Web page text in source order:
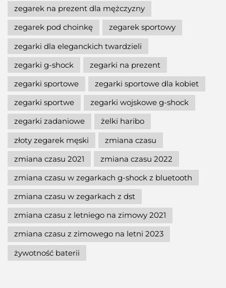
zegarek na prezent dla mężczyzny
zegarek pod choinkę
zegarek sportowy
zegarki dla eleganckich twardzieli
zegarki g-shock
zegarki na prezent
zegarki sportowe
zegarki sportowe dla kobiet
zegarki sportwe
zegarki wojskowe g-shock
zegarki zadaniowe
żelki haribo
złoty zegarek męski
zmiana czasu
zmiana czasu 2021
zmiana czasu 2022
zmiana czasu w zegarkach g-shock z bluetooth
zmiana czasu w zegarkach z dst
zmiana czasu z letniego na zimowy 2021
zmiana czasu z zimowego na letni 2023
żywotność baterii